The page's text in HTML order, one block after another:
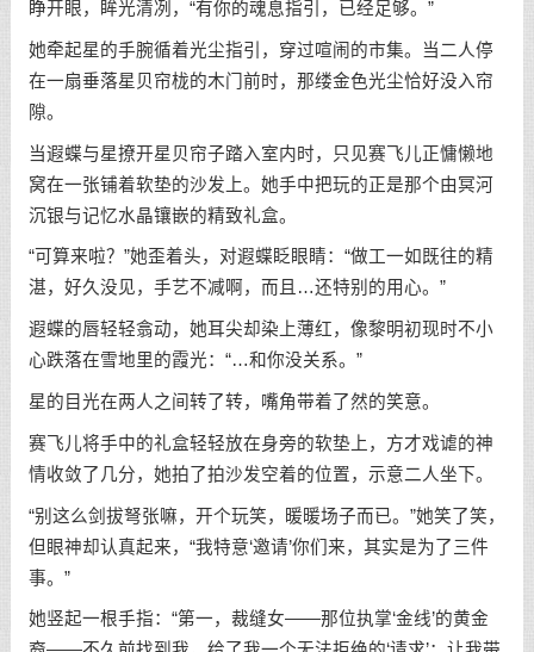
睁开眼，眸光清冽，“有你的魂息指引，已经足够。”
她牵起星的手腕循着光尘指引，穿过喧闹的市集。当二人停
在一扇垂落星贝帘栊的木门前时，那缕金色光尘恰好没入帘
隙。
当遐蝶与星撩开星贝帘子踏入室内时，只见赛飞儿正慵懒地
窝在一张铺着软垫的沙发上。她手中把玩的正是那个由冥河
沉银与记忆水晶镶嵌的精致礼盒。
“可算来啦？”她歪着头，对遐蝶眨眼睛：“做工一如既往的精
湛，好久没见，手艺不减啊，而且…还特别的用心。”
遐蝶的唇轻轻翕动，她耳尖却染上薄红，像黎明初现时不小
心跌落在雪地里的霞光：“…和你没关系。”
星的目光在两人之间转了转，嘴角带着了然的笑意。
赛飞儿将手中的礼盒轻轻放在身旁的软垫上，方才戏谑的神
情收敛了几分，她拍了拍沙发空着的位置，示意二人坐下。
“别这么剑拔弩张嘛，开个玩笑，暖暖场子而已。”她笑了笑，
但眼神却认真起来，“我特意‘邀请’你们来，其实是为了三件
事。”
她竖起一根手指：“第一，裁缝女——那位执掌‘金线’的黄金